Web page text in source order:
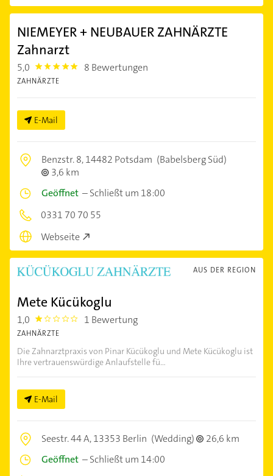
NIEMEYER + NEUBAUER ZAHNÄRZTE
Zahnarzt
5,0 5.0 8 Bewertungen
ZAHNÄRZTE
E-Mail
Benzstr. 8,14482 Potsdam (Babelsberg Süd)
3,6 km
Geöffnet –Schließt um 18:00
0331 70 70 55
Webseite
AUS DER REGION
Mete Kücükoglu
1,0 1.0 1 Bewertung
ZAHNÄRZTE
Die Zahnarztpraxis von Pinar Kücükoglu und Mete Kücükoglu ist
Ihre vertrauenswürdige Anlaufstelle fü...
E-Mail
Seestr. 44 A,13353 Berlin (Wedding)
26,6 km
Geöffnet –Schließt um 14:00